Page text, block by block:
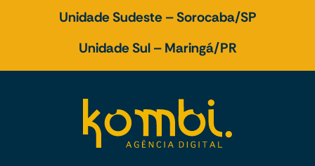
Unidade Sudeste – Sorocaba/SP
Unidade Sul – Maringá/PR